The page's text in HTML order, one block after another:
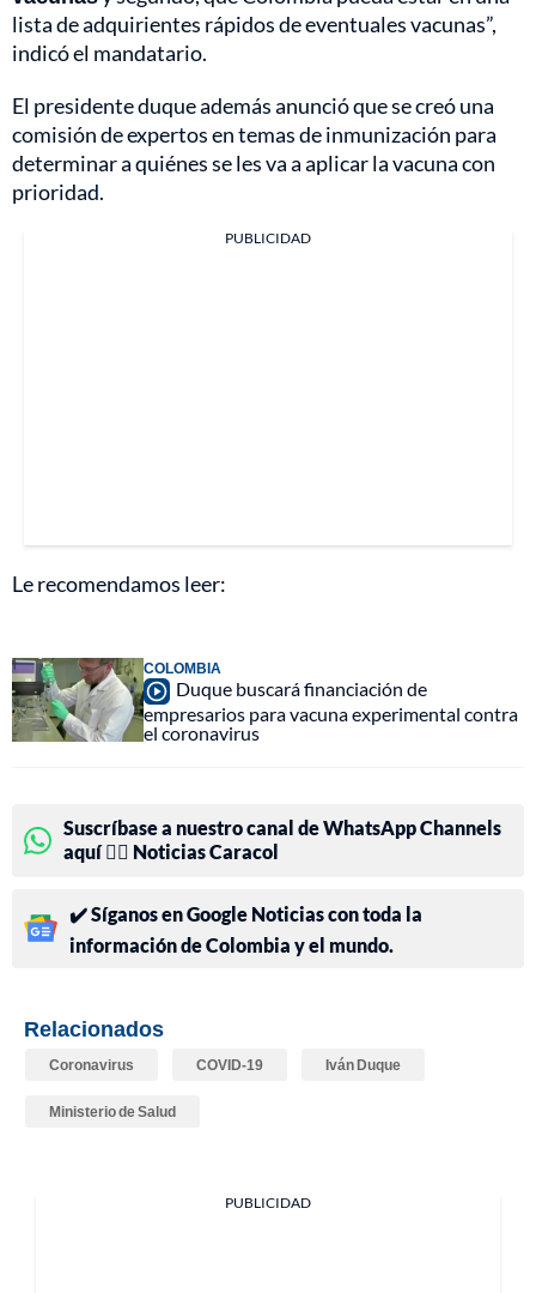
lista de adquirientes rápidos de eventuales vacunas”,
indicó el mandatario.
El presidente duque además anunció que se creó una
comisión de expertos en temas de inmunización para
determinar a quiénes se les va a aplicar la vacuna con
prioridad.
PUBLICIDAD
Le recomendamos leer:
COLOMBIA
Duque buscará financiación de
empresarios para vacuna experimental contra
el coronavirus
Suscríbase a nuestro canal de WhatsApp Channels
aquí 👉🏻 Noticias Caracol
✔️ Síganos en Google Noticias con toda la
información de Colombia y el mundo.
Relacionados
Coronavirus COVID-19 Iván Duque
Ministerio de Salud
PUBLICIDAD